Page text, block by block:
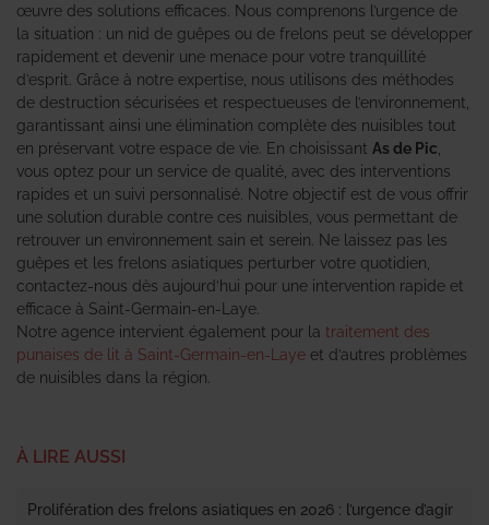
œuvre des solutions efficaces. Nous comprenons l’urgence de
la situation : un nid de guêpes ou de frelons peut se développer
rapidement et devenir une menace pour votre tranquillité
d’esprit. Grâce à notre expertise, nous utilisons des méthodes
de destruction sécurisées et respectueuses de l’environnement,
garantissant ainsi une élimination complète des nuisibles tout
en préservant votre espace de vie. En choisissant As de Pic
vous optez pour un service de qualité, avec des interventions
rapides et un suivi personnalisé. Notre objectif est de vous offrir
une solution durable contre ces nuisibles, vous permettant de
retrouver un environnement sain et serein. Ne laissez pas les
guêpes et les frelons asiatiques perturber votre quotidien,
contactez-nous dès aujourd’hui pour une intervention rapide et
efficace à Saint-Germain-en-Laye.
Notre agence intervient également pour la traitement des
punaises de lit à Saint-Germain-en-Laye et d’autres problèmes
de nuisibles dans la région.
À LIRE AUSSI
Prolifération des frelons asiatiques en 2026 : l’urgence d’agir